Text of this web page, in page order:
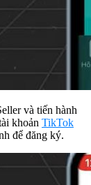
và tiến hành
khoản TikTok
để đăng ký.